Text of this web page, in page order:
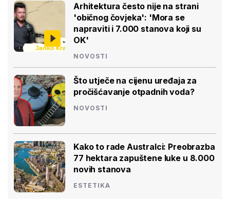
Arhitektura često nije na strani
'običnog čovjeka': 'Mora se
napraviti i 7.000 stanova koji su
OK'
NOVOSTI
Što utječe na cijenu uređaja za
pročišćavanje otpadnih voda?
NOVOSTI
Kako to rade Australci: Preobrazba
77 hektara zapuštene luke u 8.000
novih stanova
ESTETIKA